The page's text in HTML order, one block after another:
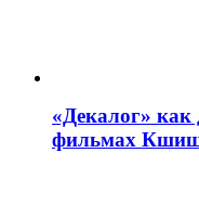
«Декалог»
фильмах